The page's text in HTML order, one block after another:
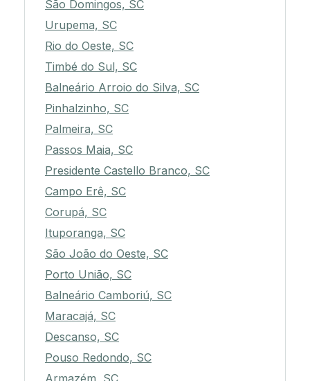
São Domingos, SC
Urupema, SC
Rio do Oeste, SC
Timbé do Sul, SC
Balneário Arroio do Silva, SC
Pinhalzinho, SC
Palmeira, SC
Passos Maia, SC
Presidente Castello Branco, SC
Campo Erê, SC
Corupá, SC
Ituporanga, SC
São João do Oeste, SC
Porto União, SC
Balneário Camboriú, SC
Maracajá, SC
Descanso, SC
Pouso Redondo, SC